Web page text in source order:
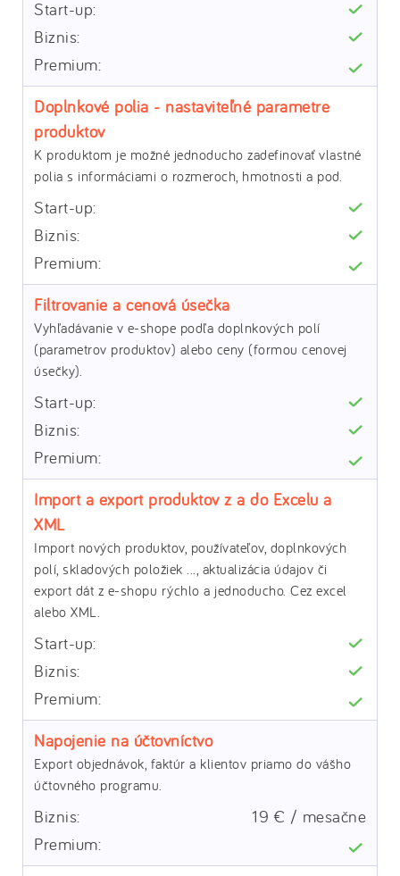
Doplnkové polia - nastaviteľné parametre
produktov
K produktom je možné jednoducho zadefinovať vlastné
polia s informáciami o rozmeroch, hmotnosti a pod.
Filtrovanie a cenová úsečka
Vyhľadávanie v e-shope podľa doplnkových polí
(parametrov produktov) alebo ceny (formou cenovej
úsečky).
Import a export produktov z a do Excelu a
XML
Import nových produktov, používateľov, doplnkových
polí, skladových položiek ..., aktualizácia údajov či
export dát z e-shopu rýchlo a jednoducho. Cez excel
alebo XML.
Napojenie na účtovníctvo
Export objednávok, faktúr a klientov priamo do vášho
účtovného programu.
19 € / mesačne